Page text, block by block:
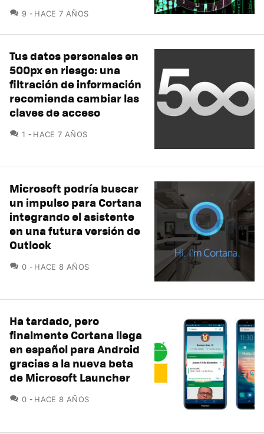
9 COMENTARIOS
HACE 7 AÑOS
Tus datos personales en
500px en riesgo: una
filtración de información
recomienda cambiar las
claves de acceso
1 COMENTARIOS
HACE 7 AÑOS
Microsoft podría buscar
un impulso para Cortana
integrando el asistente
en una futura versión de
Outlook
0 COMENTARIOS
HACE 8 AÑOS
Ha tardado, pero
finalmente Cortana llega
en español para Android
gracias a la nueva beta
de Microsoft Launcher
0 COMENTARIOS
HACE 8 AÑOS